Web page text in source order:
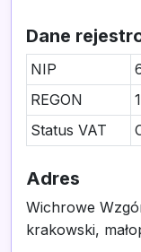
Dane
NIP
REGON
Status VAT
Adres
Wichrowe
krakowski,